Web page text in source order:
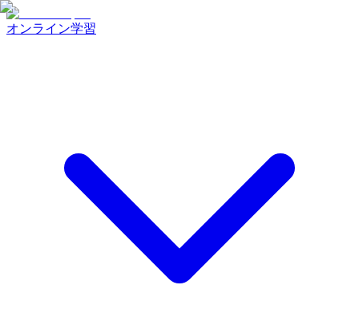
オンライン学習